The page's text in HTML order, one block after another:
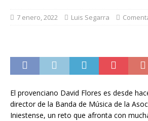
7 enero, 2022 Luis Segarra
El provenciano David Flores es desde
director de la Banda de Música de la
Iniestense, un reto que afronta con